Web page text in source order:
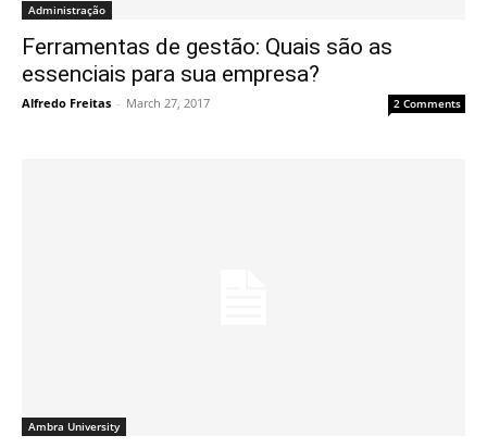
Administração
Ferramentas de gestão: Quais são as
essenciais para sua empresa?
Alfredo Freitas - March 27, 2017 2 Comments
Ambra University